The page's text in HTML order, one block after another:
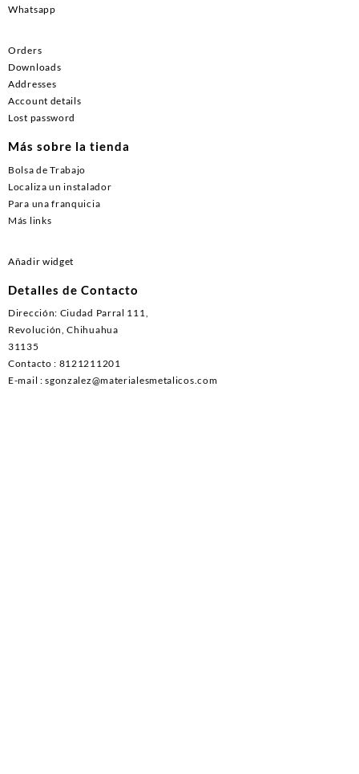
Whatsapp
Orders
Downloads
Addresses
Account details
Lost password
Más sobre la tienda
Bolsa de Trabajo
Localiza un instalador
Para una franquicia
Más links
Añadir widget
Detalles de Contacto
Dirección: Ciudad Parral 111,
Revolución, Chihuahua
31135
Contacto : 8121211201
E-mail : sgonzalez@materialesmetalicos.com